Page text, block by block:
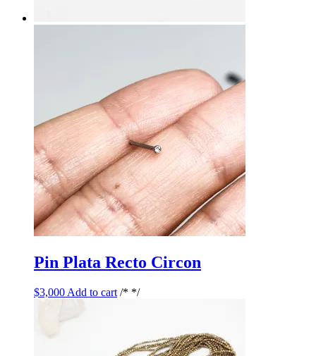
Pin Plata Recto Circon
$3,000 Add to cart /* */